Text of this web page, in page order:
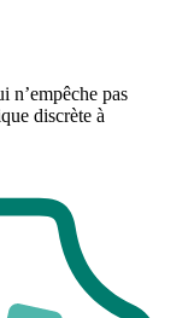
n’empêche pas
discrète à